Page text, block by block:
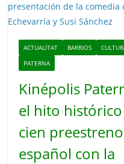
ACTUALITAT BARRIOS
PATERNA
Kinépolis
el hito
cien
español con la